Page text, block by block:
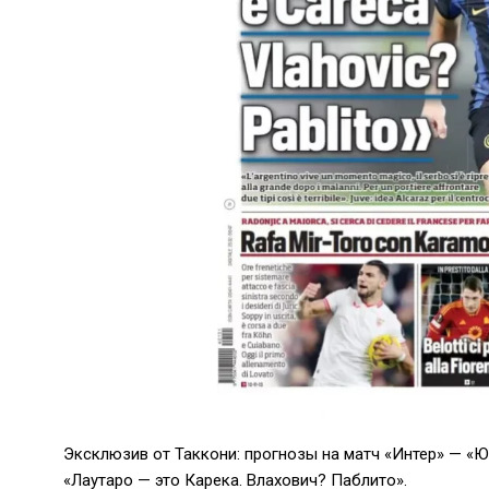
Эксклюзив от Таккони: прогнозы на матч «Интер» —
«Лаутаро — это Карека. Влахович? Паблито».